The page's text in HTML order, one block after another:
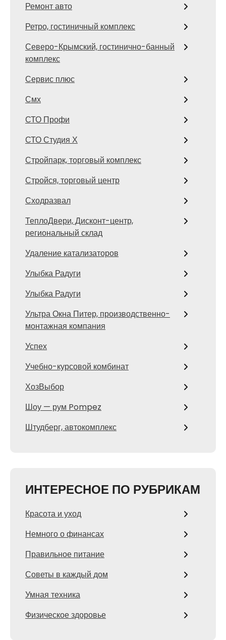
Ремонт авто
Ретро, гостиничный комплекс
Северо-Крымский, гостинично-банный
комплекс
Сервис плюс
Смх
СТО Профи
СТО Студия Х
Стройпарк, торговый комплекс
Стройся, торговый центр
Сходразвал
ТеплоДвери, Дисконт-центр,
региональный склад
Удаление катализаторов
Улыбка Радуги
Улыбка Радуги
Ультра Окна Питер, производственно-
монтажная компания
Успех
Учебно-курсовой комбинат
ХозВыбор
Шоу — рум Pompez
Штудберг, автокомплекс
ИНТЕРЕСНОЕ ПО РУБРИКАМ
Красота и уход
Немного о финансах
Правильное питание
Советы в каждый дом
Умная техника
Физическое здоровье